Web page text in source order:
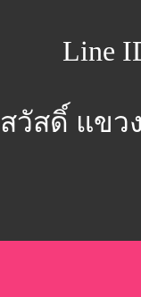
Line
วัสดิ์ แขว